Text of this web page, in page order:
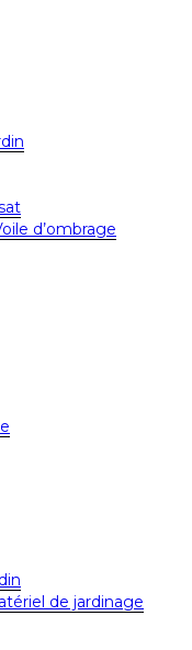
d’ombrage
de jardinage